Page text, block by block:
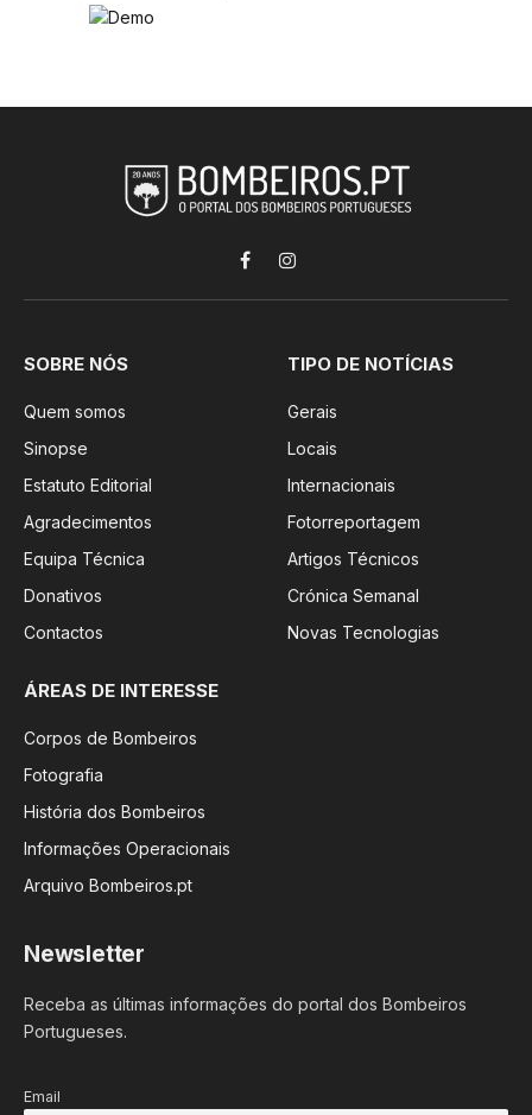
FacebookInstagram
SOBRE NÓS
Quem somos
Sinopse
Estatuto Editorial
Agradecimentos
Equipa Técnica
Donativos
Contactos
TIPO DE NOTÍCIAS
Gerais
Locais
Internacionais
Fotorreportagem
Artigos Técnicos
Crónica Semanal
Novas Tecnologias
ÁREAS DE INTERESSE
Corpos de Bombeiros
Fotografia
História dos Bombeiros
Informações Operacionais
Arquivo Bombeiros.pt
Newsletter
Receba as últimas informações do portal dos Bombeiros
Portugueses.
Email